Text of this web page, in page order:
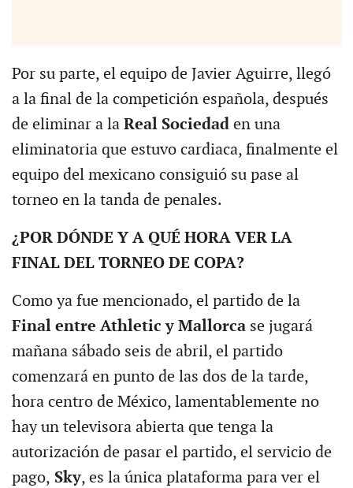
Por su parte, el equipo de Javier Aguirre, llegó
a la final de la competición española, después
de eliminar a la Real Sociedaden una
eliminatoria que estuvo cardiaca, finalmente el
equipo del mexicano consiguió su pase al
torneo en la tanda de penales.
¿POR DÓNDE Y A QUÉ HORA VER LA
FINAL DEL TORNEO DE COPA?
Como ya fue mencionado, el partido de la
Final entre Athletic y Mallorcase jugará
mañana sábado seis de abril, el partido
comenzará en punto de las dos de la tarde,
hora centro de México, lamentablemente no
hay un televisora abierta que tenga la
autorización de pasar el partido, el servicio de
pago, Sky, es la única plataforma para ver el